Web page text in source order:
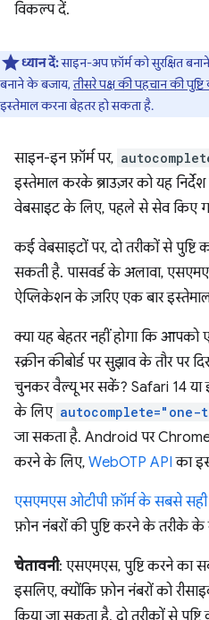
विकल्प दें.
ध्यान दें:साइन-अप फ़ॉर्म को सुरक्षित
बनाने के बजाय,तीसरे पक्ष की पहचान की
इस्तेमाल करना बेहतर हो सकता है.
साइन-इन फ़ॉर्म पर,
इस्तेमाल करके ब्राउज़र को यह
वेबसाइट के लिए, पहले से सेव किए
कई वेबसाइटों पर, दो तरीकों से
सकती है. पासवर्ड के अलावा,
ऐप्लिकेशन के ज़रिए एक बार
क्या यह बेहतर नहीं होगा कि
स्क्रीन कीबोर्ड पर सुझाव के तौर पर
चुनकर वैल्यू भर सकें? Safari 14 या
के लिए autocomplete="one-
जा सकता है. Android पर
करने के लिए, WebOTP API का
एसएमएस ओटीपी फ़ॉर्म के सबसे सही
फ़ोन नंबरों की पुष्टि करने के तरीके के
चेतावनी: एसएमएस, पुष्टि करने का
इसलिए, क्योंकि फ़ोन नंबरों को
किया जा सकता है. दो तरीकों से